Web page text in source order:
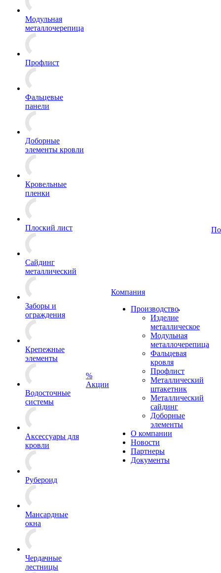
Модульная
металлочерепица
Профлист
Фальцевые
панели
Доборные
элементы кровли
Кровельные
пленки
Плоский лист
Сайдинг
металлический
Заборы и
ограждения
Крепежные
элементы
Водосточные
системы
Аксессуары для
кровли
Рубероид
Мансардные
окна
Чердачные
лестницы
%
Акции
Компания
Производство
Изделие
металлическое
Модульная
металлочерепица
Фальцевая
кровля
Профлист
Металлический
штакетник
Металлический
сайдинг
Доборные
элементы
О компании
Новости
Партнеры
Документы